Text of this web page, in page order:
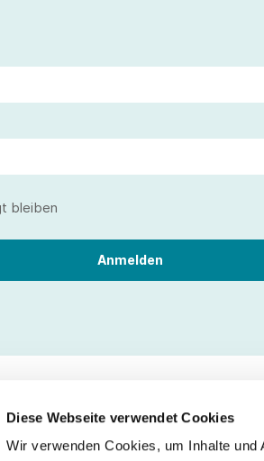
Diese Webseite verwendet Cookies
Wir verwenden Cookies, um Inhalte
bleiben